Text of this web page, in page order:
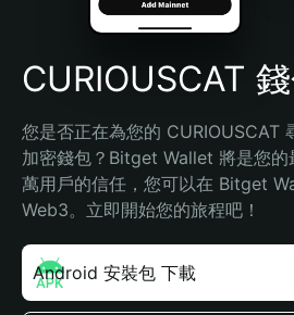
Español (Argentina)
CURIOUSCAT
您是否正在為您的 CURIOUSCAT
加密錢包？Bitget Wallet 將是您
萬用戶的信任，您可以在 Bitget
Web3。立即開始您的旅程吧！
Android 安裝包 下載